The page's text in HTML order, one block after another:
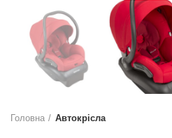
Головна Автокрісла